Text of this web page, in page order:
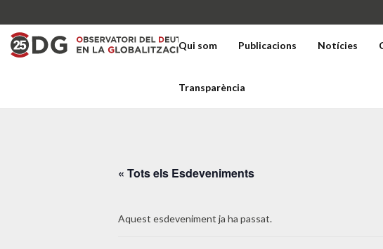
Qui som Publicacions Notícies
Transparència
« Tots els Esdeveniments
Aquest esdeveniment ja ha passat.